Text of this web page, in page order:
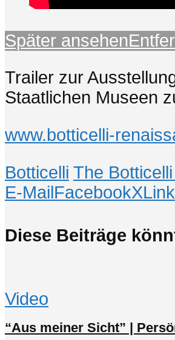
Später ansehen
Trailer zur
Staatlichen Museen
www.botticelli-
Botticelli The
E-MailFacebookX
Diese Beiträge
Video
“Aus meiner Sicht” |